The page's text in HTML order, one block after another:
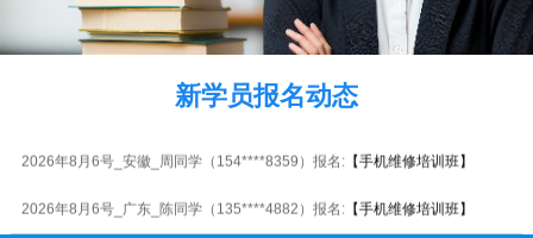
新学员报名动态
2026年8月6号_山西_江同学（135****4266）报名: 【手机维修培训班】
2026年8月6号_广东_马同学（183****2560）报名:【手机维修培训班】
2026年8月6号_天津_潘同学（134****8258）报名:【手机维修培训班】
2026年8月6号_安徽_周同学（154****8359）报名: 【手机维修培训班】
2026年8月6号_广东_陈同学（135****4882）报名: 【手机维修培训班】